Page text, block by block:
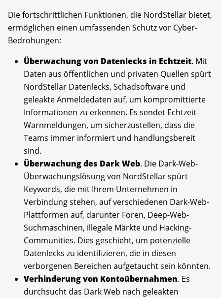
Die fortschrittlichen Funktionen, die NordStellar bietet,
ermöglichen einen umfassenden Schutz vor Cyber-
Bedrohungen:
Überwachung von Datenlecks in Echtzeit. Mit
Daten aus öffentlichen und privaten Quellen spürt
NordStellar Datenlecks, Schadsoftware und
geleakte Anmeldedaten auf, um kompromittierte
Informationen zu erkennen. Es sendet Echtzeit-
Warnmeldungen, um sicherzustellen, dass die
Teams immer informiert und handlungsbereit
sind.
Überwachung des Dark Web. Die Dark-Web-
Überwachungslösung von NordStellar spürt
Keywords, die mit Ihrem Unternehmen in
Verbindung stehen, auf verschiedenen Dark-Web-
Plattformen auf, darunter Foren, Deep-Web-
Suchmaschinen, illegale Märkte und Hacking-
Communities. Dies geschieht, um potenzielle
Datenlecks zu identifizieren, die in diesen
verborgenen Bereichen aufgetaucht sein könnten.
Verhinderung von Kontoübernahmen. Es
durchsucht das Dark Web nach geleakten